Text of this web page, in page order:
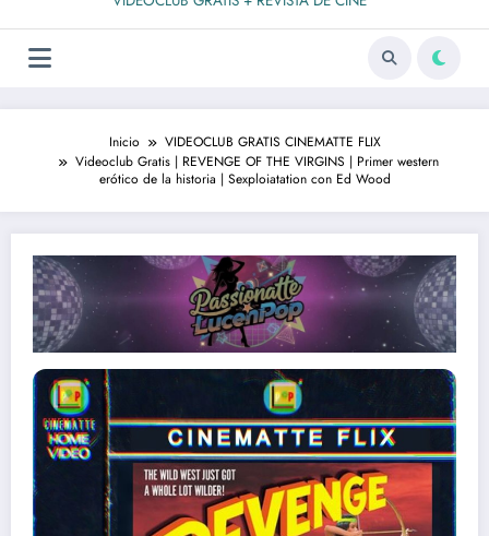
Inicio
VIDEOCLUB GRATIS CINEMATTE FLIX
Videoclub Gratis | REVENGE OF THE VIRGINS | Primer western
erótico de la historia | Sexploiatation con Ed Wood